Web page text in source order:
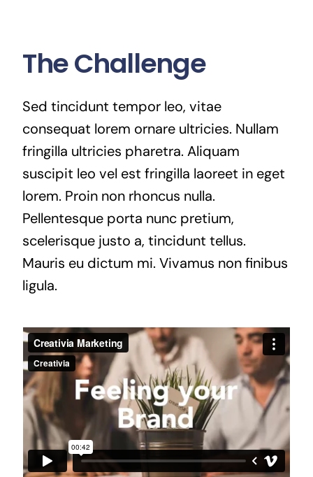
The Challenge
Sed tincidunt tempor leo, vitae
consequat lorem ornare ultricies. Nullam
fringilla ultricies pharetra. Aliquam
suscipit leo vel est fringilla laoreet in eget
lorem. Proin non rhoncus nulla.
Pellentesque porta nunc pretium,
scelerisque justo a, tincidunt tellus.
Mauris eu dictum mi. Vivamus non finibus
ligula.